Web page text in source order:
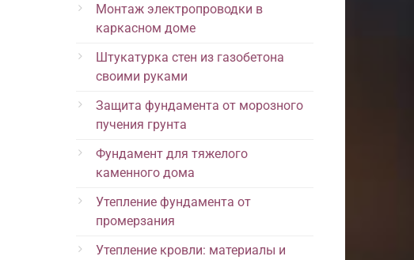
Монтаж электропроводки в
каркасном доме
Штукатурка стен из газобетона
своими руками
Защита фундамента от морозного
пучения грунта
Фундамент для тяжелого
каменного дома
Утепление фундамента от
промерзания
Утепление кровли: материалы и